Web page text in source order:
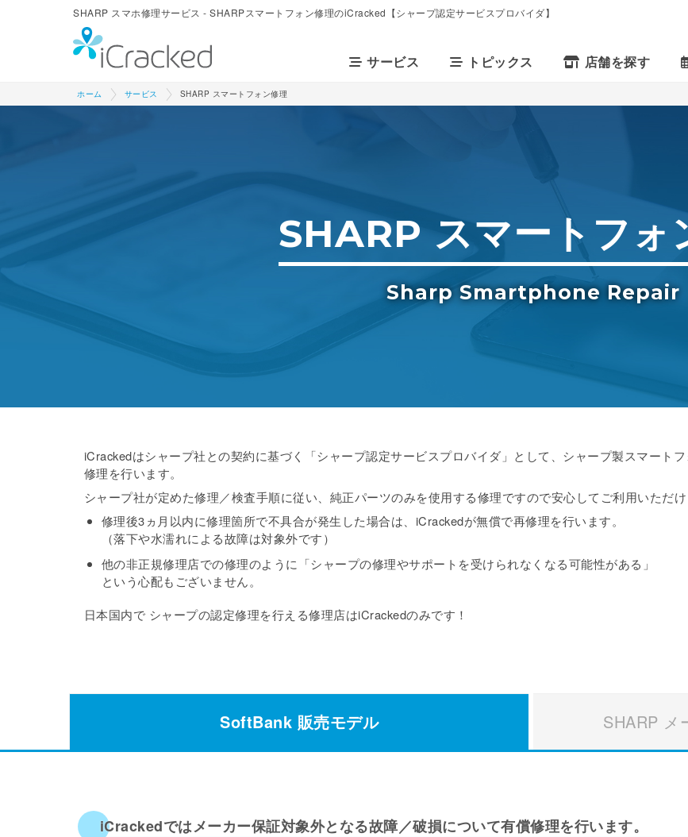
SHARP スマホ修理サービス - SHARPスマートフォン修理のiCracked【シャープ認定サービスプロバイダ】
サービス トピックス 店舗を探す
ホーム サービス SHARP スマートフォン修理
SHARP スマートフォ
Sharp Smartphone Repair
iCrackedはシャープ社との契約に基づく「シャープ認定サービスプロバイダ」として、シャープ製スマート
修理を行います。
シャープ社が定めた修理／検査手順に従い、純正パーツのみを使用する修理ですので安心してご利用いただけ
修理後3ヵ月以内に修理箇所で不具合が発生した場合は、iCrackedが無償で再修理を行います。
（落下や水濡れによる故障は対象外です）
他の非正規修理店での修理のように「シャープの修理やサポートを受けられなくなる可能性がある」
という心配もございません。
日本国内で シャープの認定修理を行える修理店はiCrackedのみです！
SoftBank 販売モデル SHARP メ
iCrackedではメーカー保証対象外となる故障／破損について有償修理を行います。